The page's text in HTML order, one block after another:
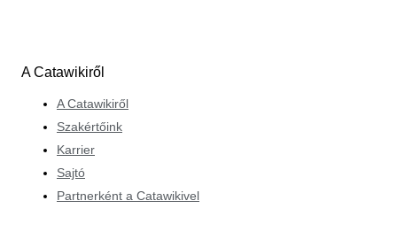
A Catawikiről
A Catawikiről
Szakértőink
Karrier
Sajtó
Partnerként a Catawikivel